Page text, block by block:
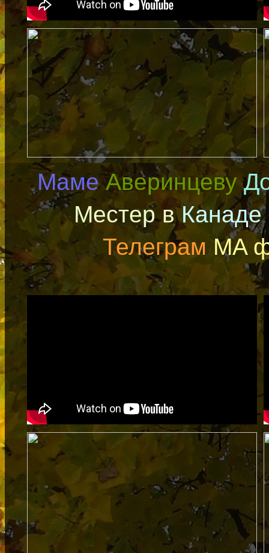
Маме Аверинцеву
Местер в Канаде
Телеграм MA